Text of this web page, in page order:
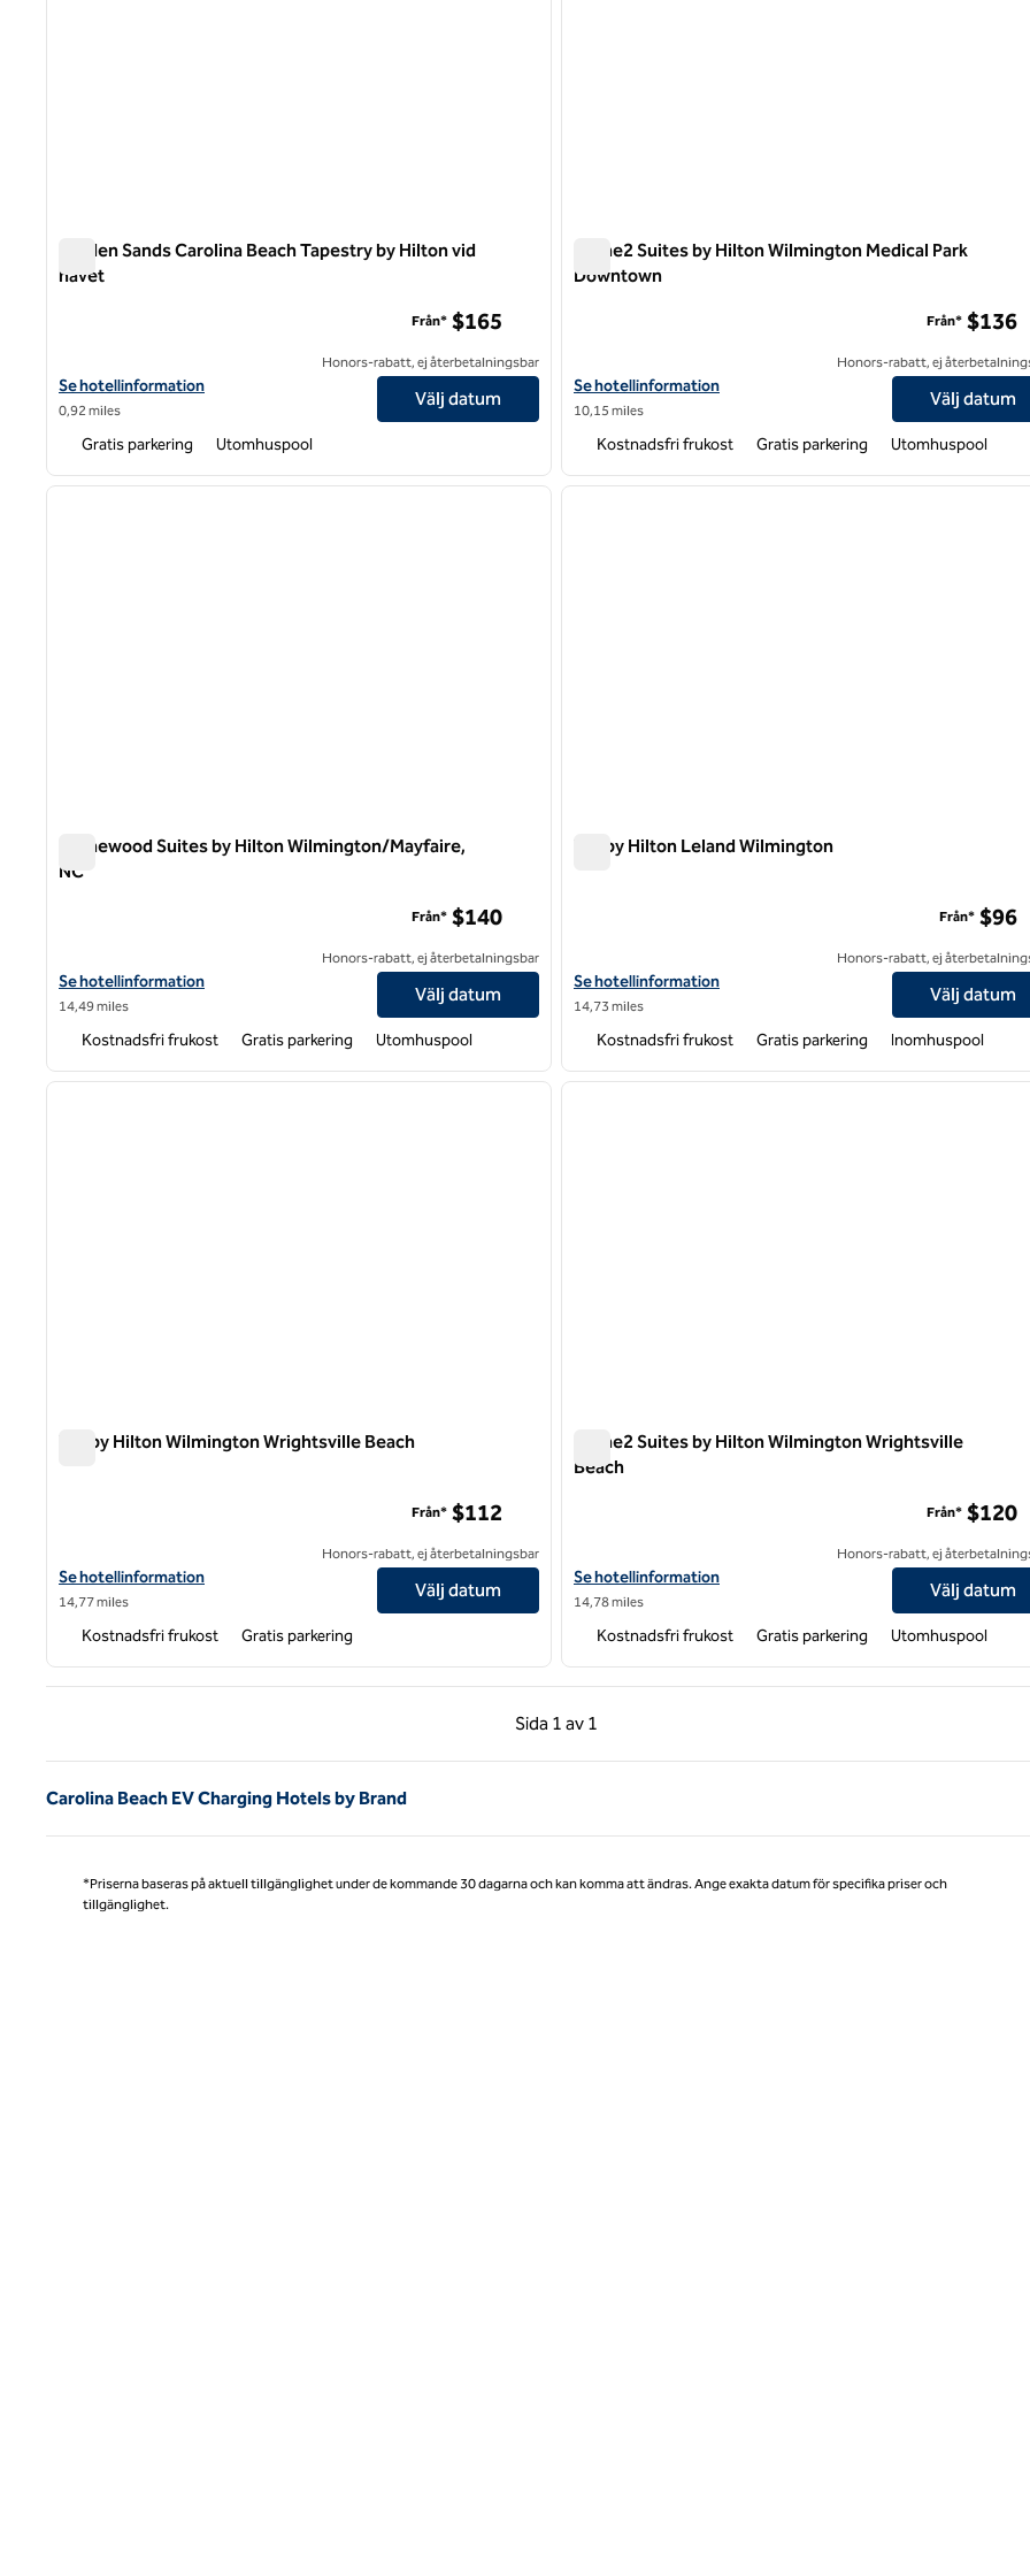
Golden Sands Carolina Beach Tapestry by Hilton vid
havet
Visa hotelluppgifter för Golden Sands Carolina Beach Oceanfront Tapestry by Hilton
Se hotellinformation
0,92 miles
Från* $165
Honors-rabatt, ej återbetalningsbar
Välj datum
Gratis parkering Utomhuspool
Home2 Suites by Hilton Wilmington Medical Park
Downtown
Visa hotelluppgifter för Home2 Suites by Hilton Wilmington
Se hotellinformation
10,15 miles
Från* $136
Honors-rabatt, ej
Välj datum
Kostnadsfri frukost Gratis parkering Utomhuspool
1 av 12
nästa bild
Homewood Suites by Hilton Wilmington/Mayfaire,
NC
Visa hotelluppgifter för Homewood Suites by Hilton Wilmington/Mayfaire, NC
Se hotellinformation
14,49 miles
Från* $140
Honors-rabatt, ej återbetalningsbar
Välj datum
Kostnadsfri frukost Gratis parkering Utomhuspool
1 av 12
Tru by Hilton Leland Wilmington
Visa hotelluppgifter för Tru by Hilton Leland Wilmington
Se hotellinformation
14,73 miles
Från* $96
Honors-rabatt, ej
Välj datum
Kostnadsfri frukost Gratis parkering Inomhuspool
1 av 12
nästa bild
Tru by Hilton Wilmington Wrightsville Beach
Visa hotelluppgifter för Tru by Hilton Wilmington Wrightsville Beach
Se hotellinformation
14,77 miles
Från* $112
Honors-rabatt, ej återbetalningsbar
Välj datum
Kostnadsfri frukost Gratis parkering
1 av 12
Home2 Suites by Hilton Wilmington Wrightsville
Beach
Visa hotelluppgifter för Home2 Suites by Hilton Wilmington
Se hotellinformation
14,78 miles
Från* $120
Honors-rabatt, ej
Välj datum
Kostnadsfri frukost Gratis parkering Utomhuspool
Sida 1 av 1
Föregående sida, 1 av 1
Sida 1 av 1
Carolina Beach EV Charging Hotels by Brand
*Priserna baseras på aktuell tillgänglighet under de kommande 30 dagarna och kan komma att ändras. Ange exakta datum för specifika priser och
tillgänglighet.